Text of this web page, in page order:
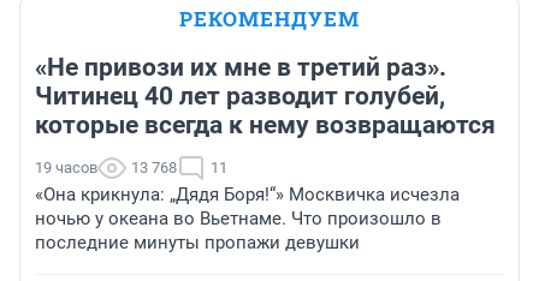
РЕКОМЕНДУЕМ
«Не привози их мне в третий раз».
Читинец 40 лет разводит голубей,
которые всегда к нему возвращаются
19 часов 13 768 11
«Она крикнула: „Дядя Боря!“» Москвичка исчезла
ночью у океана во Вьетнаме. Что произошло в
последние минуты пропажи девушки